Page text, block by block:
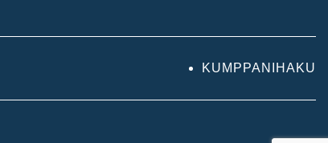
KUMPPANIHAKU